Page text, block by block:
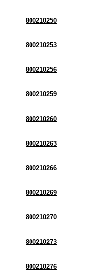
800210250
800210253
800210256
800210259
800210260
800210263
800210266
800210269
800210270
800210273
800210276